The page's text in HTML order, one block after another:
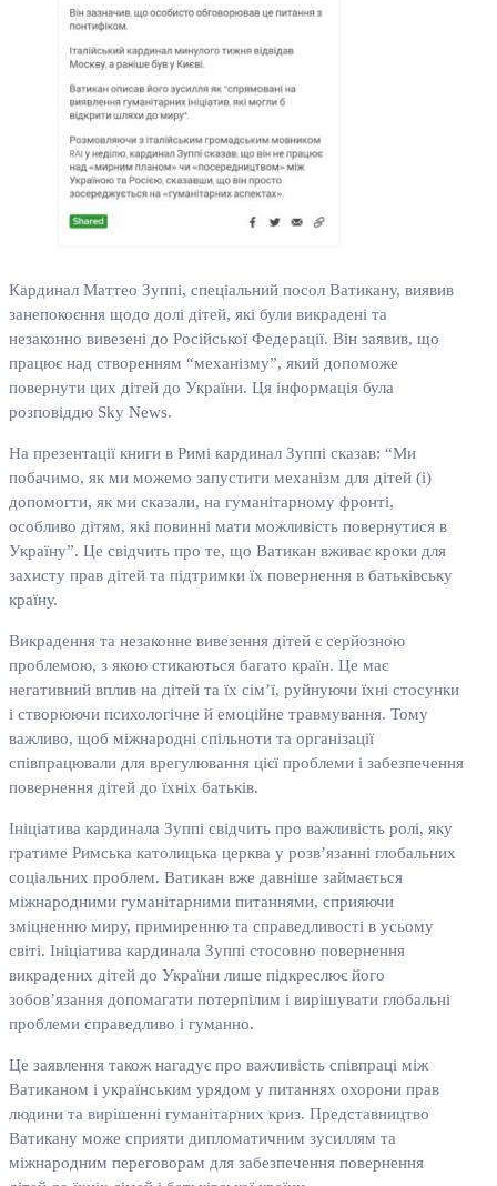
Кардинал Маттео Зуппі, спеціальний посол Ватикану, виявив
занепокоєння щодо долі дітей, які були викрадені та
незаконно вивезені до Російської Федерації. Він заявив, що
працює над створенням “механізму”, який допоможе
повернути цих дітей до України. Ця інформація була
розповіддю Sky News.
На презентації книги в Римі кардинал Зуппі сказав: “Ми
побачимо, як ми можемо запустити механізм для дітей (і)
допомогти, як ми сказали, на гуманітарному фронті,
особливо дітям, які повинні мати можливість повернутися в
Україну”. Це свідчить про те, що Ватикан вживає кроки для
захисту прав дітей та підтримки їх повернення в батьківську
країну.
Викрадення та незаконне вивезення дітей є серйозною
проблемою, з якою стикаються багато країн. Це має
негативний вплив на дітей та їх сім’ї, руйнуючи їхні стосунки
і створюючи психологічне й емоційне травмування. Тому
важливо, щоб міжнародні спільноти та організації
співпрацювали для врегулювання цієї проблеми і забезпечення
повернення дітей до їхніх батьків.
Ініціатива кардинала Зуппі свідчить про важливість ролі, яку
гратиме Римська католицька церква у розв’язанні глобальних
соціальних проблем. Ватикан вже давніше займається
міжнародними гуманітарними питаннями, сприяючи
зміцненню миру, примиренню та справедливості в усьому
світі. Ініціатива кардинала Зуппі стосовно повернення
викрадених дітей до України лише підкреслює його
зобов’язання допомагати потерпілим і вирішувати глобальні
проблеми справедливо і гуманно.
Це заявлення також нагадує про важливість співпраці між
Ватиканом і українським урядом у питаннях охорони прав
людини та вирішенні гуманітарних криз. Представництво
Ватикану може сприяти дипломатичним зусиллям та
міжнародним переговорам для забезпечення повернення